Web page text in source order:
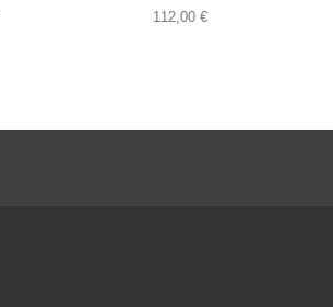
112,00 €